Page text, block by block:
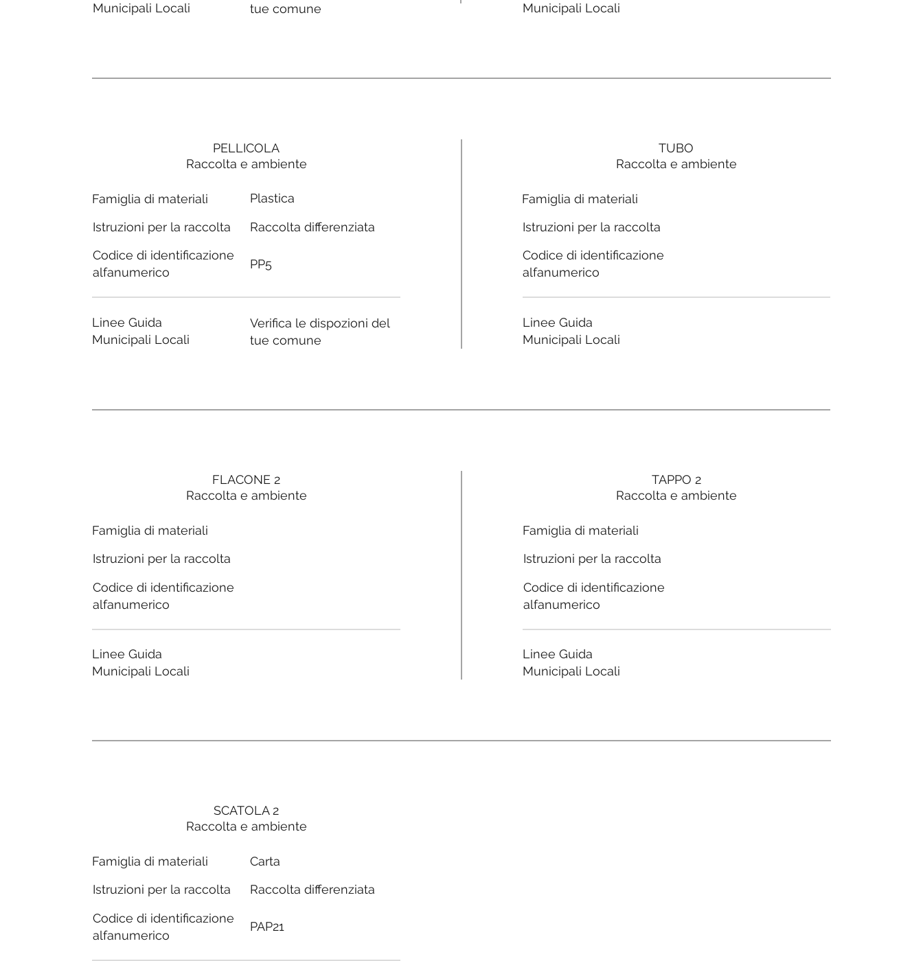
Municipali Locali
tue comune
PELLICOLA
Raccolta e ambiente
Famiglia di materiali
Istruzioni per la raccolta
Codice di identificazione
alfanumerico
Linee Guida
Municipali Locali
Plastica
Raccolta differenziata
PP5
Verifica le dispozioni del
tue comune
FLACONE 2
Raccolta e ambiente
Famiglia di materiali
Istruzioni per la raccolta
Codice di identificazione
alfanumerico
Linee Guida
Municipali Locali
SCATOLA 2
Raccolta e ambiente
Famiglia di materiali
Istruzioni per la raccolta
Codice di identificazione
alfanumerico
Carta
Raccolta differenziata
PAP21
Municipali Locali
TUBO
Raccolta e ambiente
Famiglia di materiali
Istruzioni per la raccolta
Codice di identificazione
alfanumerico
Linee Guida
Municipali Locali
TAPPO 2
Raccolta e ambiente
Famiglia di materiali
Istruzioni per la raccolta
Codice di identificazione
alfanumerico
Linee Guida
Municipali Locali